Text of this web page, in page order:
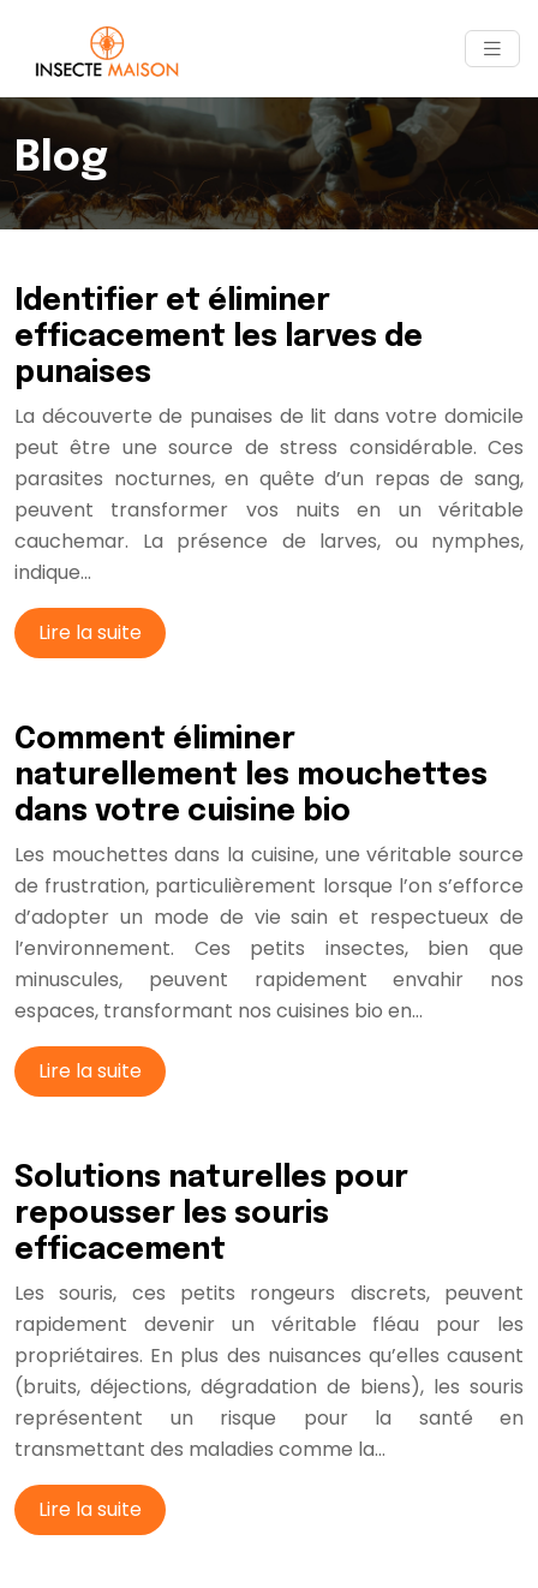
Blog
Identifier et éliminer
efficacement les larves de
punaises
La découverte de punaises de lit dans votre domicile
peut être une source de stress considérable. Ces
parasites nocturnes, en quête d’un repas de sang,
peuvent transformer vos nuits en un véritable
cauchemar. La présence de larves, ou nymphes,
indique…
Lire la suite
Comment éliminer
naturellement les mouchettes
dans votre cuisine bio
Les mouchettes dans la cuisine, une véritable source
de frustration, particulièrement lorsque l’on s’efforce
d’adopter un mode de vie sain et respectueux de
l’environnement. Ces petits insectes, bien que
minuscules, peuvent rapidement envahir nos
espaces, transformant nos cuisines bio en…
Lire la suite
Solutions naturelles pour
repousser les souris
efficacement
Les souris, ces petits rongeurs discrets, peuvent
rapidement devenir un véritable fléau pour les
propriétaires. En plus des nuisances qu’elles causent
(bruits, déjections, dégradation de biens), les souris
représentent un risque pour la santé en
transmettant des maladies comme la…
Lire la suite